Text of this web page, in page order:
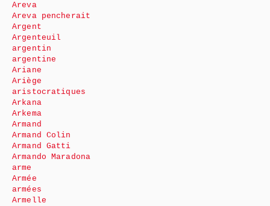
Areva
Areva pencherait
Argent
Argenteuil
argentin
argentine
Ariane
Ariège
aristocratiques
Arkana
Arkema
Armand
Armand Colin
Armand Gatti
Armando Maradona
arme
Armée
armées
Armelle